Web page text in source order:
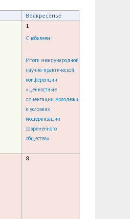
школы
обучающимся
Воскресенье
1
С юбилеем!
Итоги международной
научно-практической
конференции
«Ценностные
ориентации молодежи
в условиях
модернизации
современного
общества»
8